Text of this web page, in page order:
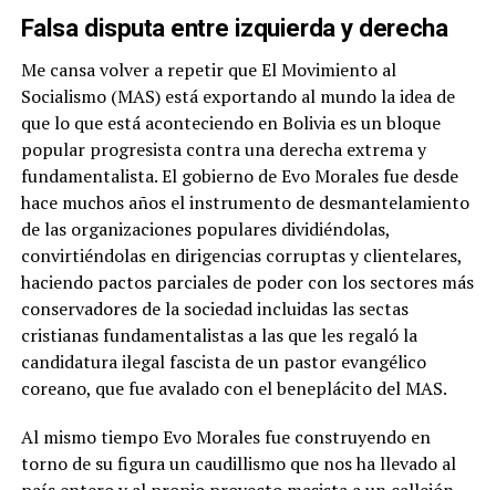
Falsa disputa entre izquierda y derecha
Me cansa volver a repetir que El Movimiento al
Socialismo (MAS) está exportando al mundo la idea de
que lo que está aconteciendo en Bolivia es un bloque
popular progresista contra una derecha extrema y
fundamentalista. El gobierno de Evo Morales fue desde
hace muchos años el instrumento de desmantelamiento
de las organizaciones populares dividiéndolas,
convirtiéndolas en dirigencias corruptas y clientelares,
haciendo pactos parciales de poder con los sectores más
conservadores de la sociedad incluidas las sectas
cristianas fundamentalistas a las que les regaló la
candidatura ilegal fascista de un pastor evangélico
coreano, que fue avalado con el beneplácito del MAS.
Al mismo tiempo Evo Morales fue construyendo en
torno de su figura un caudillismo que nos ha llevado al